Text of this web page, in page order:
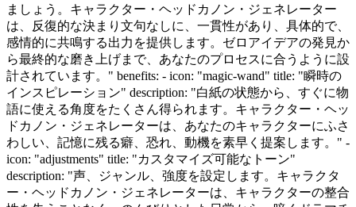
ましょう。キャラクター・ヘッドカノン・ジェネレーター
は、反復的な決まり文句なしに、一貫性があり、具体的で、
感情的に共鳴する出力を提供します。ゼロアイデアの発見か
ら最終的な磨き上げまで、あなたのプロセスに合うように設
計されています。" benefits: - icon: "magic-wand" title: "瞬時の
インスピレーション" description: "白紙の状態から、すぐに物
語に使える角度をたくさん得られます。キャラクター・ヘッ
ドカノン・ジェネレーターは、あなたのキャラクターにふさ
わしい、記憶に残る癖、恐れ、動機を素早く提案します。" -
icon: "adjustments" title: "カスタマイズ可能なトーン"
description: "声、ジャンル、強度を設定します。キャラクタ
ー・ヘッドカノン・ジェネレーターは、キャラクターの整合